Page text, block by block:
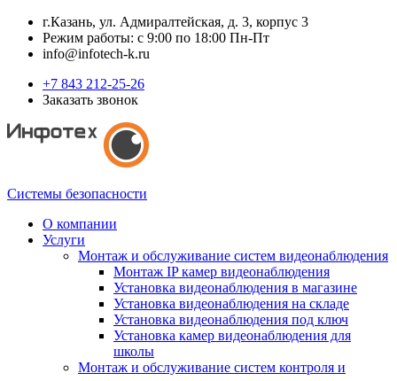
г.Казань, ул. Адмиралтейская, д. 3, корпус 3
Режим работы: с 9:00 по 18:00 Пн-Пт
info@infotech-k.ru
+7 843 212-25-26
Заказать звонок
Системы безопасности
О компании
Услуги
Монтаж и обслуживание систем видеонаблюдения
Монтаж IP камер видеонаблюдения
Установка видеонаблюдения в магазине
Установка видеонаблюдения на складе
Установка видеонаблюдения под ключ
Установка камер видеонаблюдения для
школы
Монтаж и обслуживание систем контроля и